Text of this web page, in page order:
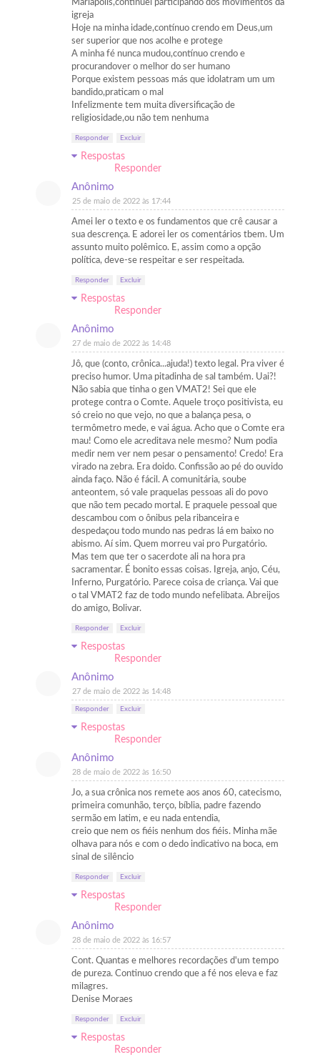
Mariapolis,continuei participando dos movimentos da
igreja
Hoje na minha idade,contínuo crendo em Deus,um
ser superior que nos acolhe e protege
A minha fé nunca mudou,contínuo crendo e
procurandover o melhor do ser humano
Porque existem pessoas más que idolatram um um
bandido,praticam o mal
Infelizmente tem muita diversificação de
religiosidade,ou não tem nenhuma
Responder Excluir
Respostas
Responder
Anônimo
25 de maio de 2022 às 17:44
Amei ler o texto e os fundamentos que crê causar a
sua descrença. E adorei ler os comentários tbem. Um
assunto muito polêmico. E, assim como a opção
política, deve-se respeitar e ser respeitada.
Responder Excluir
Respostas
Responder
Anônimo
27 de maio de 2022 às 14:48
Jô, que (conto, crônica...ajuda!) texto legal. Pra viver é
preciso humor. Uma pitadinha de sal também. Uai?!
Não sabia que tinha o gen VMAT2! Sei que ele
protege contra o Comte. Aquele troço positivista, eu
só creio no que vejo, no que a balança pesa, o
termômetro mede, e vai água. Acho que o Comte era
mau! Como ele acreditava nele mesmo? Num podia
medir nem ver nem pesar o pensamento! Credo! Era
virado na zebra. Era doido. Confissão ao pé do ouvido
ainda faço. Não é fácil. A comunitária, soube
anteontem, só vale praquelas pessoas ali do povo
que não tem pecado mortal. E praquele pessoal que
descambou com o ônibus pela ribanceira e
despedaçou todo mundo nas pedras lá em baixo no
abismo. Aí sim. Quem morreu vai pro Purgatório.
Mas tem que ter o sacerdote ali na hora pra
sacramentar. É bonito essas coisas. Igreja, anjo, Céu,
Inferno, Purgatório. Parece coisa de criança. Vai que
o tal VMAT2 faz de todo mundo nefelibata. Abreijos
do amigo, Bolivar.
Responder Excluir
Respostas
Responder
Anônimo
27 de maio de 2022 às 14:48
Responder Excluir
Respostas
Responder
Anônimo
28 de maio de 2022 às 16:50
Jo, a sua crônica nos remete aos anos 60, catecismo,
primeira comunhão, terço, bíblia, padre fazendo
sermão em latim, e eu nada entendia,
creio que nem os fiéis nenhum dos fiéis. Minha mãe
olhava para nós e com o dedo indicativo na boca, em
sinal de silêncio
Responder Excluir
Respostas
Responder
Anônimo
28 de maio de 2022 às 16:57
Cont. Quantas e melhores recordações d'um tempo
de pureza. Continuo crendo que a fé nos eleva e faz
milagres.
Denise Moraes
Responder Excluir
Respostas
Responder